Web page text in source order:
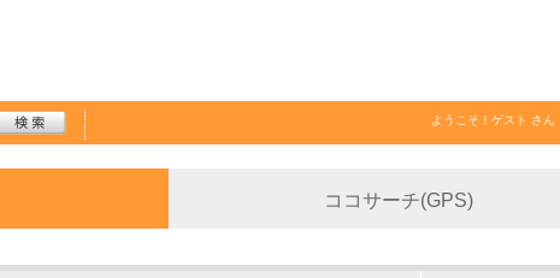
ようこそ！ ゲスト さん
ココサーチ(GPS)